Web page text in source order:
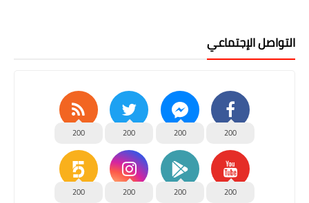
التواصل الإجتماعي
200
200
200
200
200
200
200
200